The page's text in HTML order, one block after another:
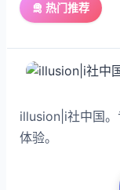
🛅 热门推荐
illusion|i社中国
体验。